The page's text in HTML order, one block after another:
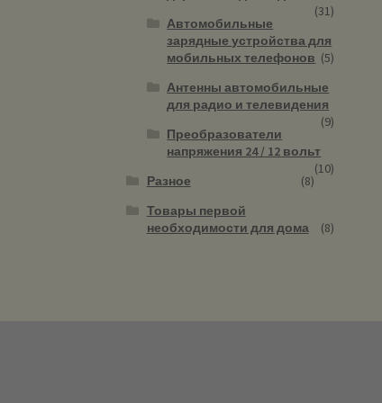
(31)
Автомобильные
зарядные устройства для
мобильных телефонов (5)
Антенны автомобильные
для радио и телевидения
(9)
Преобразователи
напряжения 24 / 12 вольт
(10)
Разное
(8)
Товары первой
необходимости для дома
(8)